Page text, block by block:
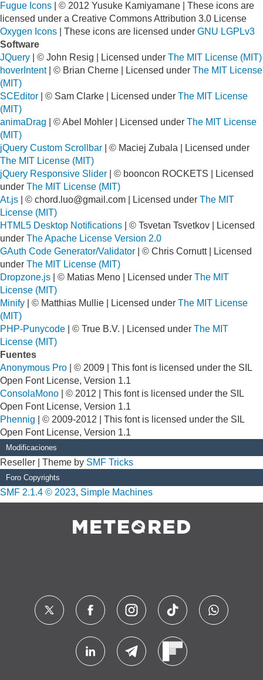
Fugue Icons | © 2012 Yusuke Kamiyamane | These icons are
licensed under a Creative Commons Attribution 3.0 License
Oxygen Icons | These icons are licensed under GNU LGPLv3
Software
JQuery | © John Resig | Licensed under The MIT License (MIT)
hoverIntent| © Brian Cherne | Licensed under The MIT License
(MIT)
SCEditor | © Sam Clarke | Licensed under The MIT License
(MIT)
animaDrag | © Abel Mohler | Licensed under The MIT License
(MIT)
jQuery Custom Scrollbar | © Maciej Zubala | Licensed under
The MIT License (MIT)
jQuery Responsive Slider | © booncon ROCKETS | Licensed
under The MIT License (MIT)
At.js | © chord.luo@gmail.com | Licensed under The MIT
License (MIT)
HTML5 Desktop Notifications | © Tsvetan Tsvetkov | Licensed
under The Apache License Version 2.0
GAuth Code Generator/Validator | © Chris Cornutt | Licensed
under The MIT License (MIT)
Dropzone.js | © Matias Meno | Licensed under The MIT
License (MIT)
Minify | © Matthias Mullie | Licensed under The MIT License
(MIT)
PHP-Punycode | © True B.V. | Licensed under The MIT
License (MIT)
Fuentes
Anonymous Pro | © 2009 | This font is licensed under the SIL
Open Font License, Version 1.1
ConsolaMono | © 2012 | This font is licensed under the SIL
Open Font License, Version 1.1
Phennig | © 2009-2012 | This font is licensed under the SIL
Open Font License, Version 1.1
Modificaciones
Reseller | Theme by SMF Tricks
Foro Copyrights
SMF 2.1.4 © 2023, Simple Machines